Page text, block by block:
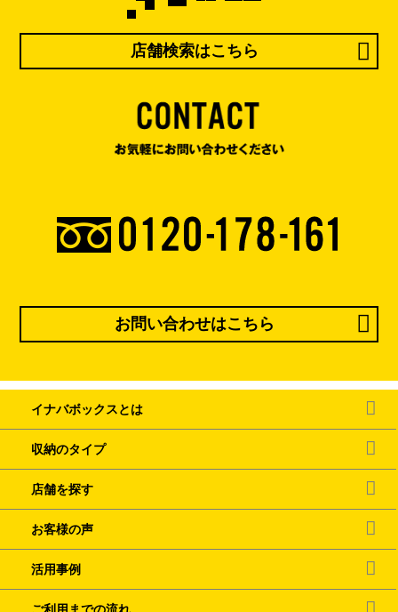
店舗検索はこちら
お問い合わせはこちら
イナバボックスとは
収納のタイプ
店舗を探す
お客様の声
活用事例